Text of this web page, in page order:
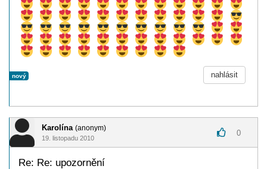
nový nahlásit
Karolína (anonym)
19. listopadu 2010
0
Re: Re: upozornění